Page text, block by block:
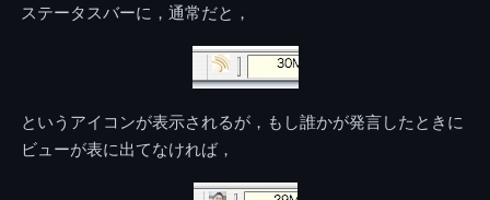
ステータスバーに，通常だと，
というアイコンが表示されるが，もし誰かが発言したときに
ビューが表に出てなければ，